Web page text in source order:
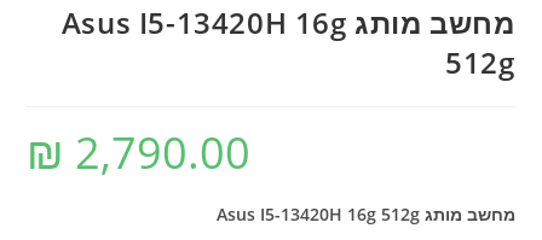
מחשב מותג Asus I5-13420H 16g
512g
₪ 2,790.00
מחשב מותג Asus I5-13420H 16g 512g